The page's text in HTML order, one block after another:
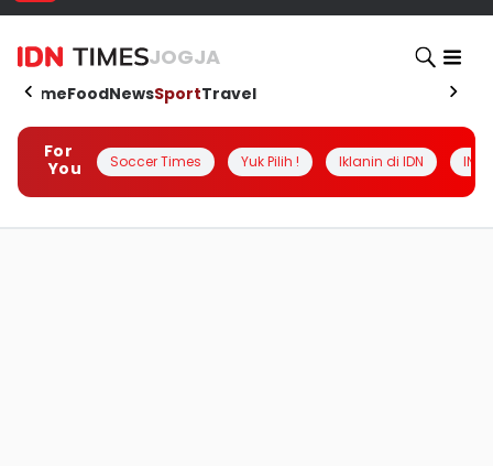
JOGJA
HomeFoodNewsSportTravel
For
You
Soccer Times Yuk Pilih ! Iklanin di IDN